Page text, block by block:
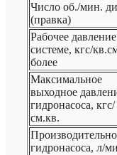
Число об./мин.
(правка)
Рабочее
системе, кгс/
более
Максимальное
выходное
гидронасоса, кгс/
см.кв.
гидронасоса, л/